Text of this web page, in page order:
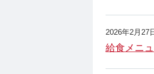
2026年2月27
給食メニ